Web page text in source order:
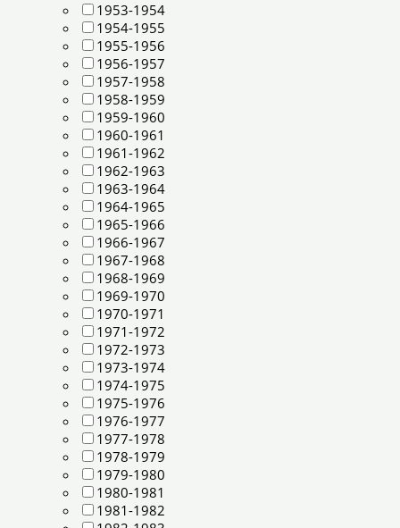
1953-1954
1954-1955
1955-1956
1956-1957
1957-1958
1958-1959
1959-1960
1960-1961
1961-1962
1962-1963
1963-1964
1964-1965
1965-1966
1966-1967
1967-1968
1968-1969
1969-1970
1970-1971
1971-1972
1972-1973
1973-1974
1974-1975
1975-1976
1976-1977
1977-1978
1978-1979
1979-1980
1980-1981
1981-1982